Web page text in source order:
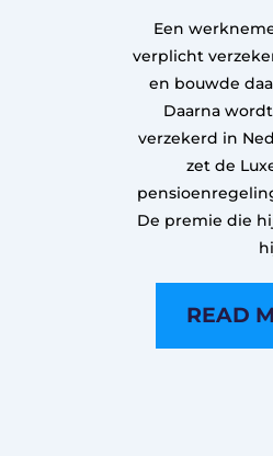
Een
verplicht
en bouwde
Daarna
verzekerd in
zet de
De premie die
READ